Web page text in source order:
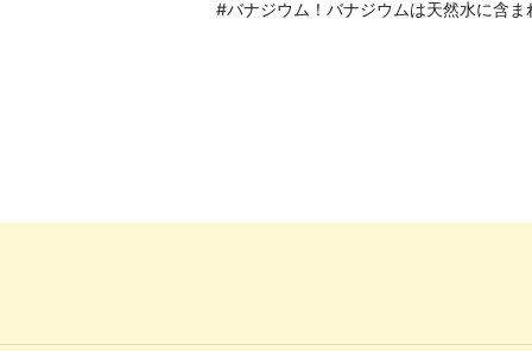
#バナジウム！バナジウムは天然水に含